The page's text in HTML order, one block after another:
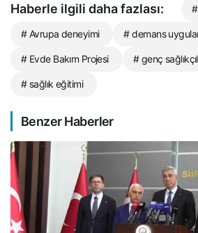
Haberle ilgili daha fazlası:
# Avrupa deneyimi # demans
# Evde Bakım Projesi # genç
# sağlık eğitimi
Benzer Haberler